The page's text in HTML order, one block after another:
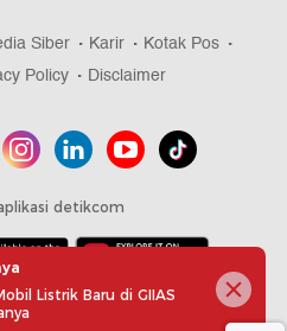
Siber Karir
Kotak Pos
Policy Disclaimer
detikcom
All right reserved
Listrik Baru di GIIAS